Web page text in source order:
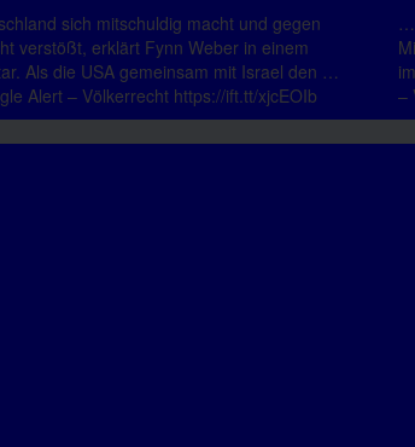
sich mitschuldig macht und gegen
verstößt, erklärt Fynn Weber in einem
Als die USA gemeinsam mit Israel den …
Alert – Völkerrecht https://ift.tt/xjcEOIb
…
–